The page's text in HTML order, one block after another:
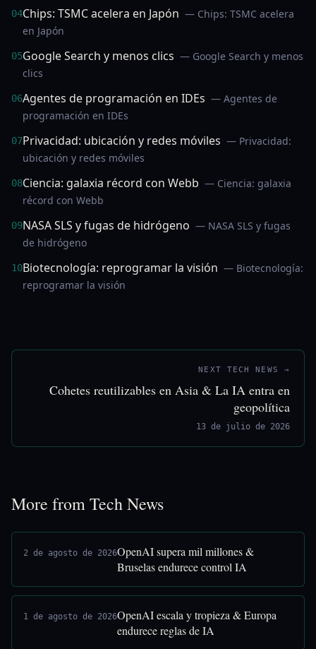
04Chips: TSMC acelera en Japón — Chips: TSMC acelera
en Japón
05Google Search y menos clics — Google Search y menos
clics
06Agentes de programación en IDEs — Agentes de
programación en IDEs
07Privacidad: ubicación y redes móviles — Privacidad:
ubicación y redes móviles
08Ciencia: galaxia récord con Webb — Ciencia: galaxia
récord con Webb
09NASA SLS y fugas de hidrógeno — NASA SLS y fugas
de hidrógeno
10Biotecnología: reprogramar la visión — Biotecnología:
reprogramar la visión
NEXT TECH NEWS →
Cohetes reutilizables en Asia & La IA entra en
geopolítica
13 de julio de 2026
More from Tech News
2 de agosto de 2026OpenAI supera mil millones &
Bruselas endurece control IA
1 de agosto de 2026OpenAI escala y tropieza & Europa
endurece reglas de IA